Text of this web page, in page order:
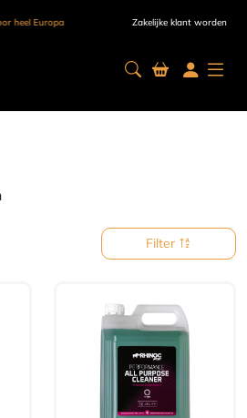
Zakelijke klant worden
Filter